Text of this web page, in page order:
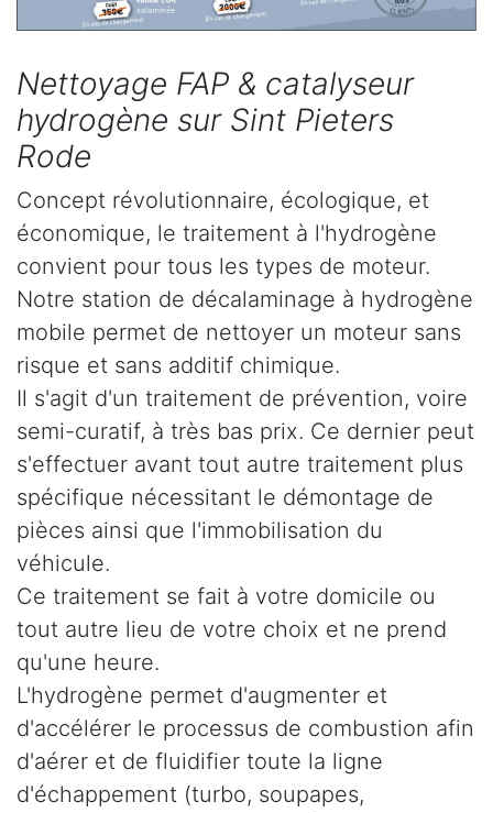
Nettoyage FAP & catalyseur
hydrogène sur Sint Pieters
Rode
Concept révolutionnaire, écologique, et
économique, le traitement à l'hydrogène
convient pour tous les types de moteur.
Notre station de décalaminage à hydrogène
mobile permet de nettoyer un moteur sans
risque et sans additif chimique.
Il s'agit d'un traitement de prévention, voire
semi-curatif, à très bas prix. Ce dernier peut
s'effectuer avant tout autre traitement plus
spécifique nécessitant le démontage de
pièces ainsi que l'immobilisation du
véhicule.
Ce traitement se fait à votre domicile ou
tout autre lieu de votre choix et ne prend
qu'une heure.
L'hydrogène permet d'augmenter et
d'accélérer le processus de combustion afin
d'aérer et de fluidifier toute la ligne
d'échappement (turbo, soupapes,